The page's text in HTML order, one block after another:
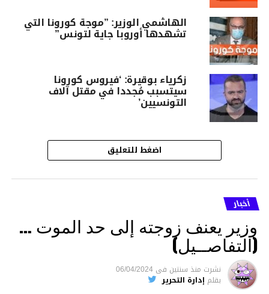
الهاشمي الوزير: ”موجة كورونا التي
تشهدها أوروبا جاية لتونس”
زكرياء بوقيرة: ‘فيروس كورونا
سيتسبب مُجددا في مقتل آلاف
التونسيين’
اضغط للتعليق
أخبار
وزير يعنف زوجته إلى حد الموت …
(التفاصــيل)
نشرت منذ سنتين فى 06/04/2024
بقلم إدارة التحرير